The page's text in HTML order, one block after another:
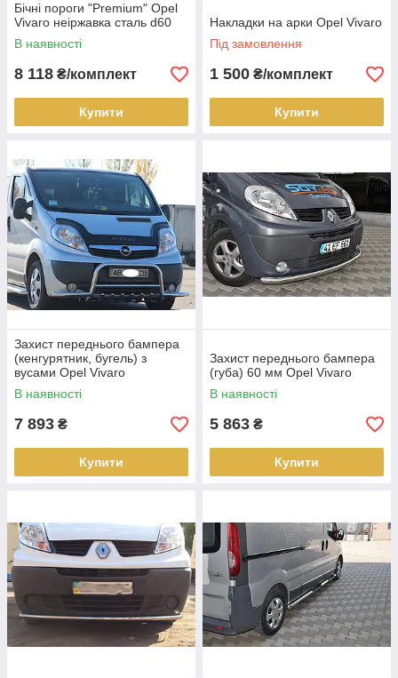
Бічні пороги "Premium" Opel
Vivaro неіржавка сталь d60
В наявності
8 118 ₴/комплект
Купити
Накладки на арки Opel Vivaro
Під замовлення
1 500 ₴/комплект
Купити
Захист переднього бампера
(кенгурятник, бугель) з
вусами Opel Vivaro
В наявності
7 893 ₴
Купити
Захист переднього бампера
(губа) 60 мм Opel Vivaro
В наявності
5 863 ₴
Купити